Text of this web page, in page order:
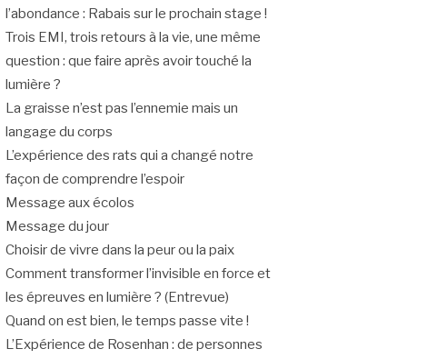
l’abondance : Rabais sur le prochain stage !
Trois EMI, trois retours à la vie, une même
question : que faire après avoir touché la
lumière ?
La graisse n’est pas l’ennemie mais un
langage du corps
L’expérience des rats qui a changé notre
façon de comprendre l’espoir
Message aux écolos
Message du jour
Choisir de vivre dans la peur ou la paix
Comment transformer l’invisible en force et
les épreuves en lumière ? (Entrevue)
Quand on est bien, le temps passe vite !
L’Expérience de Rosenhan : de personnes